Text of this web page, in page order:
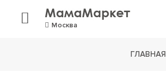
МамаМаркет
Москва
ГЛАВНАЯ